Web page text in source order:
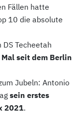
Fällen hatte
10 die absolute
Techeetah
seit dem Berlin
Jubeln: Antonio
sein erstes
2021.